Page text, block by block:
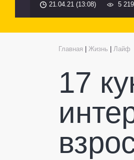
21.04.21 (13:08) 5 219
Главная Жизнь Лайф
17